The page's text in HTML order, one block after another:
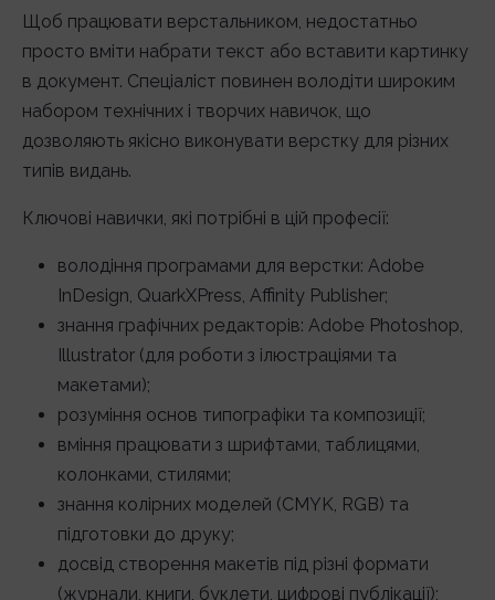
Щоб працювати верстальником, недостатньо
просто вміти набрати текст або вставити картинку
в документ. Спеціаліст повинен володіти широким
набором технічних і творчих навичок, що
дозволяють якісно виконувати верстку для різних
типів видань.
Ключові навички, які потрібні в цій професії:
володіння програмами для верстки: Adobe
InDesign, QuarkXPress, Affinity Publisher;
знання графічних редакторів: Adobe Photoshop,
Illustrator (для роботи з ілюстраціями та
макетами);
розуміння основ типографіки та композиції;
вміння працювати з шрифтами, таблицями,
колонками, стилями;
знання колірних моделей (CMYK, RGB) та
підготовки до друку;
досвід створення макетів під різні формати
(журнали, книги, буклети, цифрові публікації);